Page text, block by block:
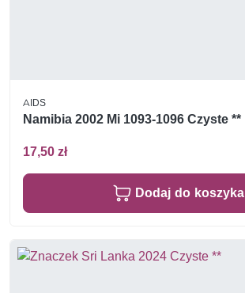
AIDS
Namibia 2002 Mi 1093-1096 Czyste **
17,50 zł
Dodaj do koszyka